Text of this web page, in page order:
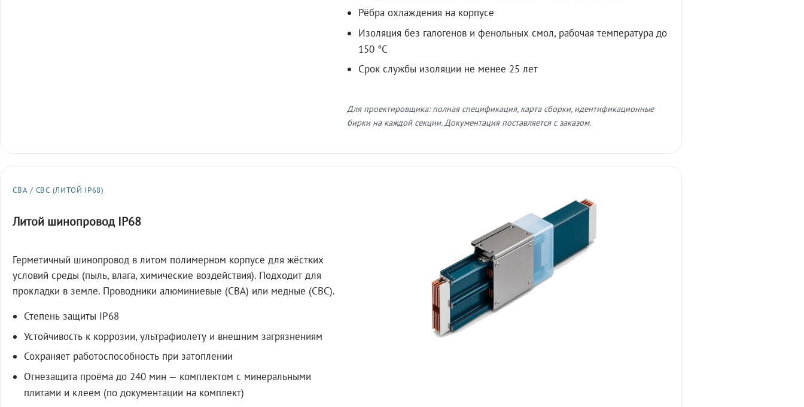
Рёбра охлаждения на корпусе
Изоляция без галогенов и фенольных смол, рабочая температура до
150 °C
Срок службы изоляции не менее 25 лет
Для проектировщика: полная спецификация, карта сборки, идентификационные
бирки на каждой секции. Документация поставляется с заказом.
СВА / СВС (ЛИТОЙ IP68)
Литой шинопровод IP68
Герметичный шинопровод в литом полимерном корпусе для жёстких
условий среды (пыль, влага, химические воздействия). Подходит для
прокладки в земле. Проводники алюминиевые (СВА) или медные (СВС).
Степень защиты IP68
Устойчивость к коррозии, ультрафиолету и внешним загрязнениям
Сохраняет работоспособность при затоплении
Огнезащита проёма до 240 мин — комплектом с минеральными
плитами и клеем (по документации на комплект)